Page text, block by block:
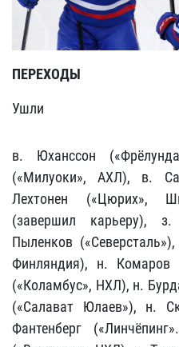
ПЕРЕХОДЫ
Ушли
в. Юханссон
(«Милуоки», АХЛ), в.
Лехтонен («Цюрих»,
(завершил карьеру),
Пыленков
Финляндия), н.
(«Коламбус», НХЛ), н.
(«Салават Юлаев»), н.
Фантенберг